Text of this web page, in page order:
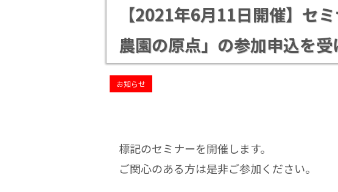
【2021年6月11日開催】セ
農園の原点」の参加申込を受
お知らせ
標記のセミナーを開催します。
ご関心のある方は是非ご参加ください。